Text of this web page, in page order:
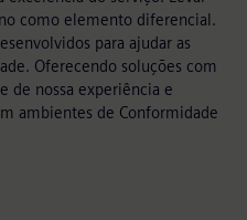
como elemento diferencial.
para ajudar as
Oferecendo soluções com
de nossa experiência e
ambientes de Conformidade